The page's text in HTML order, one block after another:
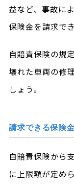
益など、事故に
保険金を請求でき
自賠責保険の規
壊れた車両の修
しょう。
請求できる保険
自賠責保険から
に上限額が定め